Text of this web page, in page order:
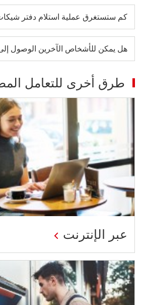
كم ستستغرق عملية استلام دفتر
هل يمكن للأشخاص الآخرين الوصول
طرق أخرى للتعامل
عبر الإنترنت